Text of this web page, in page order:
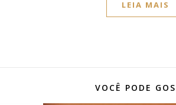
LEIA MAIS
VOCÊ PODE